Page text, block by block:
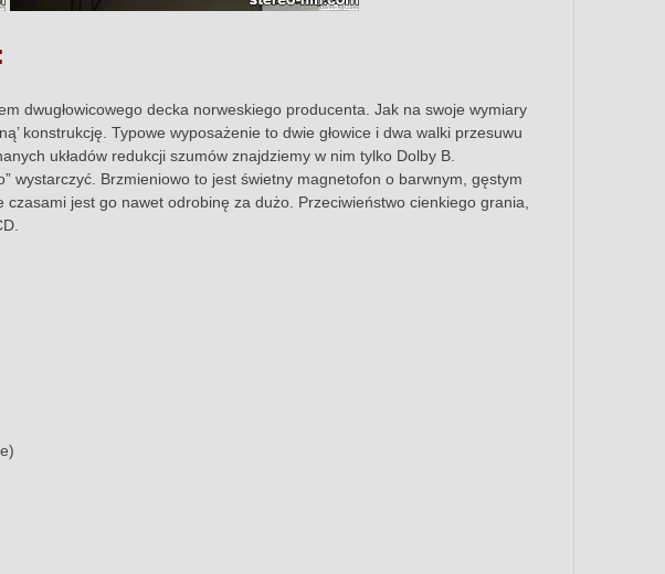
dwugłowicowego decka norweskiego producenta. Jak na swoje wymiary
konstrukcję. Typowe wyposażenie to dwie głowice i dwa walki przesuwu
układów redukcji szumów znajdziemy w nim tylko Dolby B.
wystarczyć. Brzmieniowo to jest świetny magnetofon o barwnym, gęstym
jest go nawet odrobinę za dużo. Przeciwieństwo cienkiego grania,